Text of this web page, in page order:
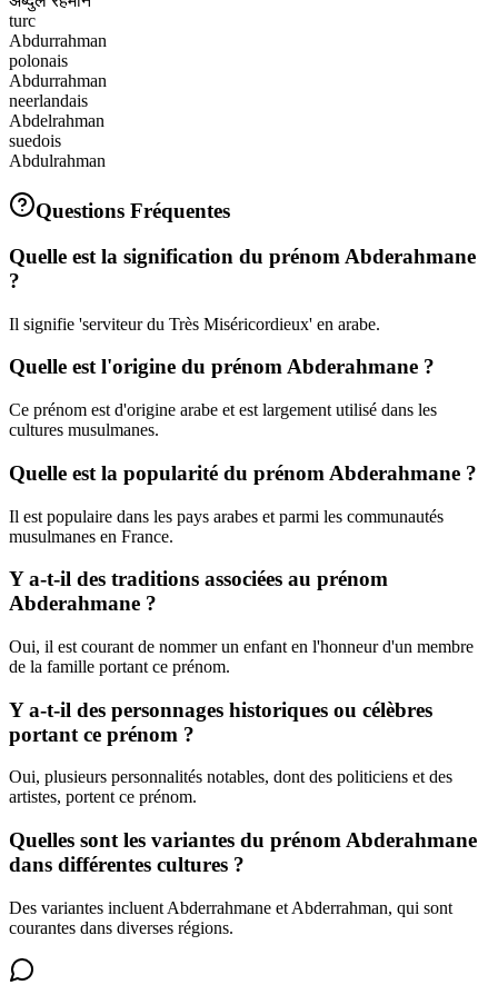
turc
Abdurrahman
polonais
Abdurrahman
neerlandais
Abdelrahman
suedois
Abdulrahman
Questions Fréquentes
Quelle est la signification du prénom Abderahmane
?
Il signifie 'serviteur du Très Miséricordieux' en arabe.
Quelle est l'origine du prénom Abderahmane ?
Ce prénom est d'origine arabe et est largement utilisé dans les
cultures musulmanes.
Quelle est la popularité du prénom Abderahmane ?
Il est populaire dans les pays arabes et parmi les communautés
musulmanes en France.
Y a-t-il des traditions associées au prénom
Abderahmane ?
Oui, il est courant de nommer un enfant en l'honneur d'un membre
de la famille portant ce prénom.
Y a-t-il des personnages historiques ou célèbres
portant ce prénom ?
Oui, plusieurs personnalités notables, dont des politiciens et des
artistes, portent ce prénom.
Quelles sont les variantes du prénom Abderahmane
dans différentes cultures ?
Des variantes incluent Abderrahmane et Abderrahman, qui sont
courantes dans diverses régions.